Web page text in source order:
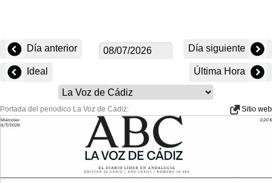
Día anterior Día siguiente
Ideal Última Hora
Portada del periodico La Voz de Cádiz: Sitio web